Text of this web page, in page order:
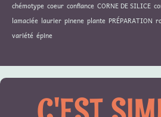
chémotype coeur confiance CORNE DE SILICE
lamaciée laurier pinene plante PRÉPARATION
variété épine